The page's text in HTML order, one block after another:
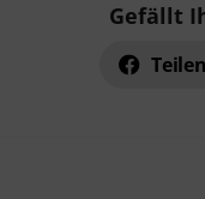
Gefällt
Teilen